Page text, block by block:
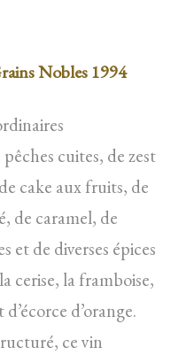
Nobles 1994
cuites, de zest
cake aux fruits, de
de caramel, de
et de diverses épices
cerise, la framboise,
d’orange.
ce vin